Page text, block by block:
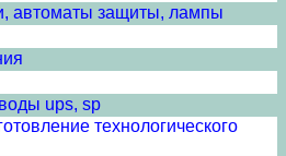
автоматы защиты, лампы
ups, sp
технологического